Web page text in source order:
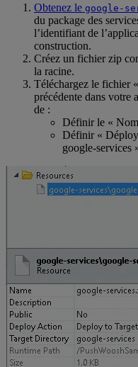
Obtenez le google-
du package des
l’identifiant de
construction.
Créez un fichier zip
la racine.
Téléchargez le fichier
précédente dans votre
de :
Définir le «
Définir «
google-services